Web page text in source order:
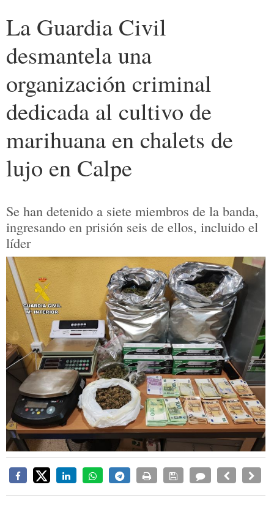
La Guardia Civil
desmantela una
organización criminal
dedicada al cultivo de
marihuana en chalets de
lujo en Calpe
Se han detenido a siete miembros de la banda,
ingresando en prisión seis de ellos, incluido el
líder